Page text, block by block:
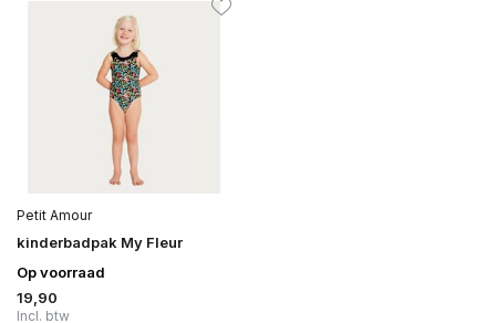
Petit Amour
kinderbadpak My Fleur
Op voorraad
19,90
Incl. btw